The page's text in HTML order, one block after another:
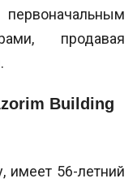
продавая
Building
имеет 56-летний